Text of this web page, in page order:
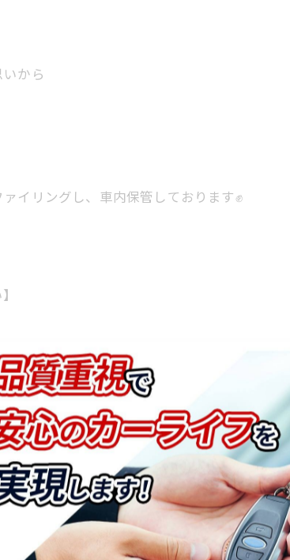
から
イリングし、車内保管しております✊
せていただくことも可能です📷
だきます😌